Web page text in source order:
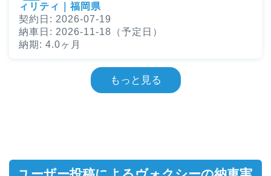
ィリティ｜福岡県
契約日: 2026-07-19
納車日: 2026-11-18（予定日）
納期: 4.0ヶ月
もっと見る